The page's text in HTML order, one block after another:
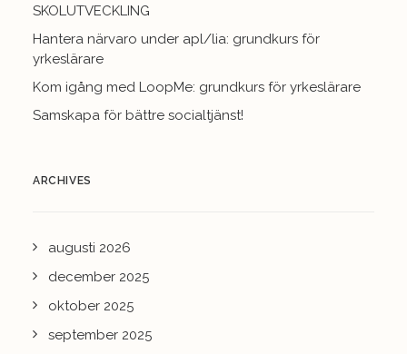
SKOLUTVECKLING
Hantera närvaro under apl/lia: grundkurs för
yrkeslärare
Kom igång med LoopMe: grundkurs för yrkeslärare
Samskapa för bättre socialtjänst!
ARCHIVES
augusti 2026
december 2025
oktober 2025
september 2025